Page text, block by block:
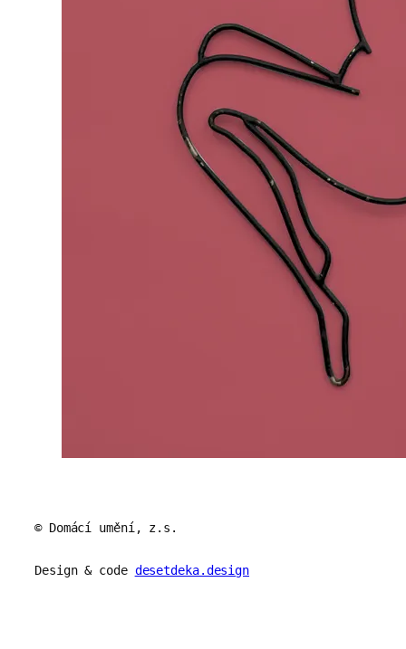
© Domácí umění, z.s.
Design & code desetdeka.design